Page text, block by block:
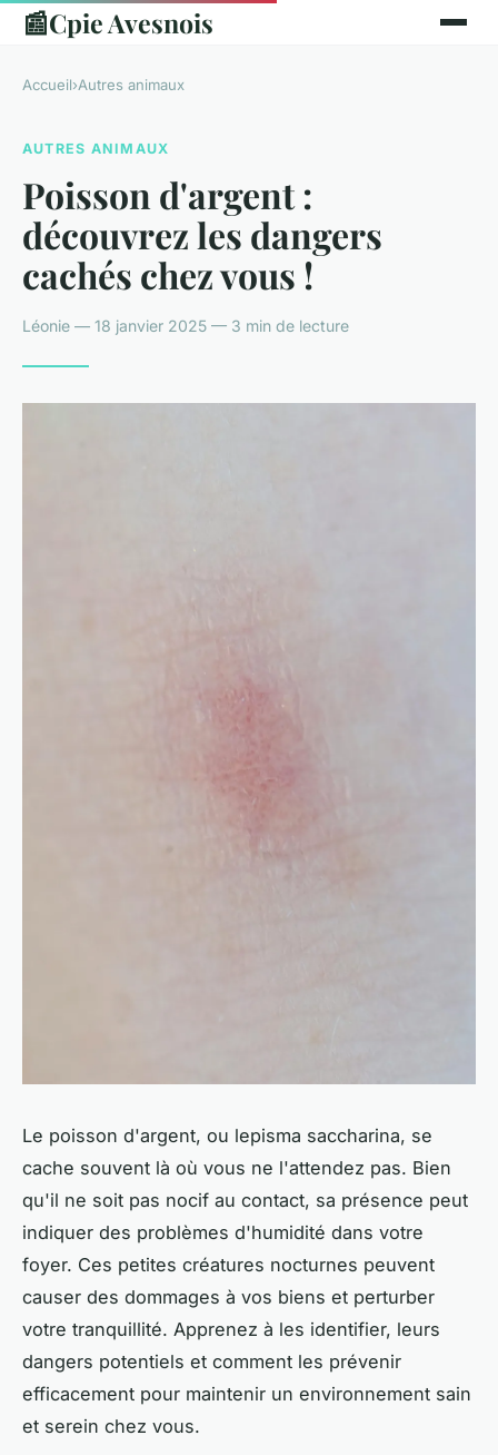
📰Cpie Avesnois
Accueil›Autres animaux
AUTRES ANIMAUX
Poisson d'argent :
découvrez les dangers
cachés chez vous !
Léonie — 18 janvier 2025 — 3 min de lecture
Le poisson d'argent, ou lepisma saccharina, se
cache souvent là où vous ne l'attendez pas. Bien
qu'il ne soit pas nocif au contact, sa présence peut
indiquer des problèmes d'humidité dans votre
foyer. Ces petites créatures nocturnes peuvent
causer des dommages à vos biens et perturber
votre tranquillité. Apprenez à les identifier, leurs
dangers potentiels et comment les prévenir
efficacement pour maintenir un environnement sain
et serein chez vous.